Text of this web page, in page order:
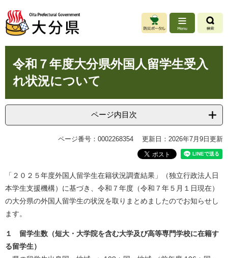
ジ
先
ュ
を
本
へ
令和７年度大分県外国人留学生受入
れ状況について
ページ内目次
ページ番号：0002268354 更新日：2026年7月9日更新
「２０２５年度外国人留学生在籍状況調査結果」（独立行政法人日
本学生支援機構）に基づき、令和７年度（令和７年５月１日現在）
の大分県の外国人留学生の状況を取りまとめましたのでお知らせし
ます。
１ 留学生数（短大・大学院を含む大学及び高等専門学校に在籍す
る留学生）